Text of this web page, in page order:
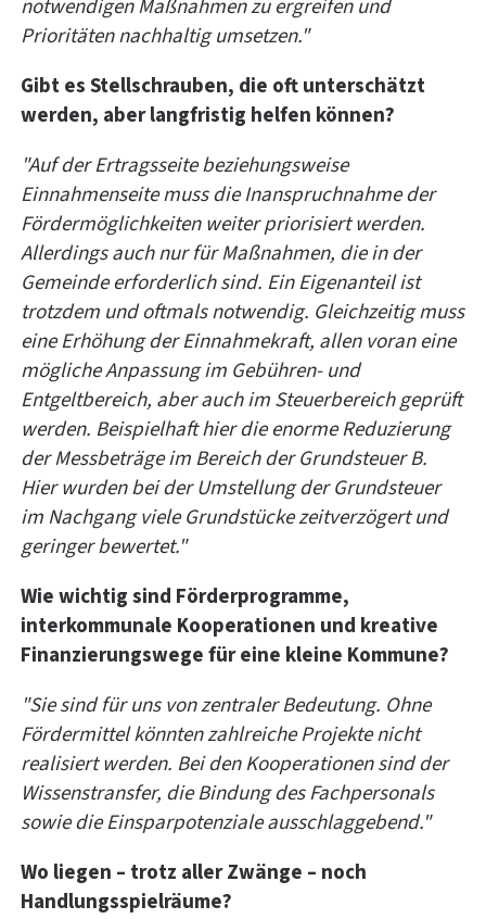
notwendigen Maßnahmen zu ergreifen und
Prioritäten nachhaltig umsetzen."
Gibt es Stellschrauben, die oft unterschätzt
werden, aber langfristig helfen können?
"Auf der Ertragsseite beziehungsweise
Einnahmenseite muss die Inanspruchnahme der
Fördermöglichkeiten weiter priorisiert werden.
Allerdings auch nur für Maßnahmen, die in der
Gemeinde erforderlich sind. Ein Eigenanteil ist
trotzdem und oftmals notwendig. Gleichzeitig muss
eine Erhöhung der Einnahmekraft, allen voran eine
mögliche Anpassung im Gebühren- und
Entgeltbereich, aber auch im Steuerbereich geprüft
werden. Beispielhaft hier die enorme Reduzierung
der Messbeträge im Bereich der Grundsteuer B.
Hier wurden bei der Umstellung der Grundsteuer
im Nachgang viele Grundstücke zeitverzögert und
geringer bewertet."
Wie wichtig sind Förderprogramme,
interkommunale Kooperationen und kreative
Finanzierungswege für eine kleine Kommune?
"Sie sind für uns von zentraler Bedeutung. Ohne
Fördermittel könnten zahlreiche Projekte nicht
realisiert werden. Bei den Kooperationen sind der
Wissenstransfer, die Bindung des Fachpersonals
sowie die Einsparpotenziale ausschlaggebend."
Wo liegen – trotz aller Zwänge – noch
Handlungsspielräume?